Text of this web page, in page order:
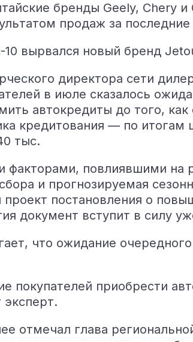
бренды Geely, Chery
продаж за
вырвался новый бренд
директора сети
в июле сказалось
автокредиты до того, как
кредитования — по
тыс.
факторами, повлиявшими на
и прогнозируемая
постановления о
документ вступит в силу
что ожидание
покупателей приобрести
отмечал глава